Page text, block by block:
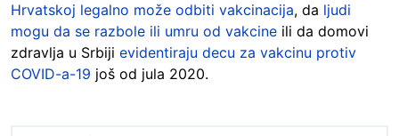
Hrvatskoj legalno može odbiti vakcinacija, da ljudi
mogu da se razbole ili umru od vakcine ili da domovi
zdravlja u Srbiji evidentiraju decu za vakcinu protiv
COVID-a-19 još od jula 2020.